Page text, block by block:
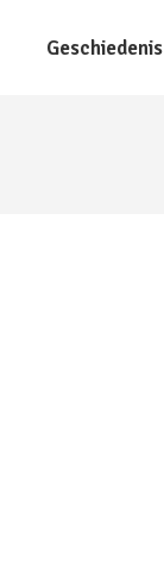
Geschiedenis